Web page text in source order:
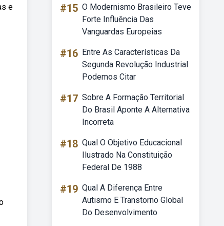
e
#15 O Modernismo Brasileiro Teve
Forte Influência Das
Vanguardas Europeias
#16 Entre As Características Da
Segunda Revolução Industrial
Podemos Citar
#17 Sobre A Formação Territorial
Do Brasil Aponte A Alternativa
Incorreta
#18 Qual O Objetivo Educacional
Ilustrado Na Constituição
Federal De 1988
#19 Qual A Diferença Entre
Autismo E Transtorno Global
Do Desenvolvimento